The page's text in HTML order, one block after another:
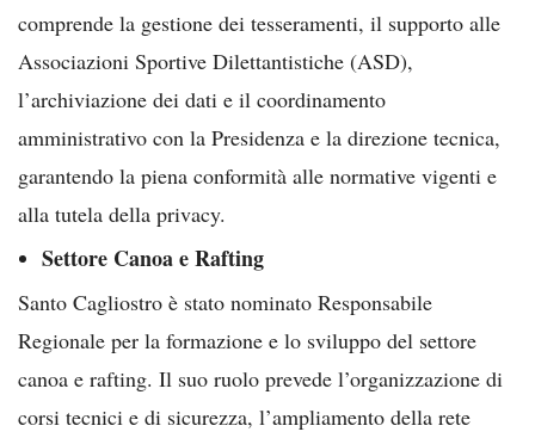
comprende la gestione dei tesseramenti, il supporto alle
Associazioni Sportive Dilettantistiche (ASD),
l’archiviazione dei dati e il coordinamento
amministrativo con la Presidenza e la direzione tecnica,
garantendo la piena conformità alle normative vigenti e
alla tutela della privacy.
Settore Canoa e Rafting
Santo Cagliostro è stato nominato Responsabile
Regionale per la formazione e lo sviluppo del settore
canoa e rafting. Il suo ruolo prevede l’organizzazione di
corsi tecnici e di sicurezza, l’ampliamento della rete